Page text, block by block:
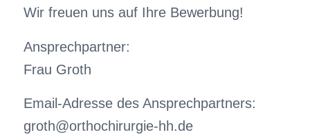
Wir freuen uns auf Ihre Bewerbung!
Ansprechpartner:
Frau Groth
Email-Adresse des Ansprechpartners:
groth@orthochirurgie-hh.de